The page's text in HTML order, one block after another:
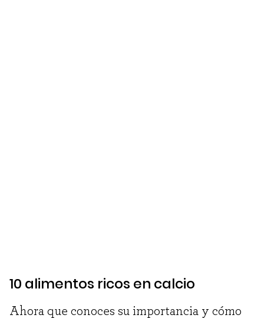
10 alimentos ricos en calcio
Ahora que conoces su importancia y cómo